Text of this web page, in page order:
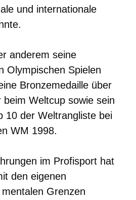
und internationale
anderem seine
Olympischen Spielen
Bronzemedaille über
Weltcup sowie sein
10 der Weltrangliste bei
WM 1998.
im Profisport hat
den eigenen
Grenzen